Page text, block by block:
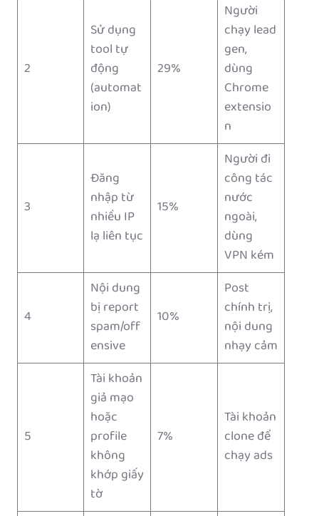
2
Sử dụng
tool tự
động
(automat
ion)
29%
Người
chạy lead
gen,
dùng
Chrome
extensio
n
3
Đăng
nhập từ
nhiều IP
lạ liên tục
15%
Người đi
công tác
nước
ngoài,
dùng
VPN kém
4
Nội dung
bị report
spam/off
ensive
10%
Post
chính trị,
nội dung
nhạy cảm
5
Tài khoản
giả mạo
hoặc
profile
không
khớp giấy
tờ
7%
Tài khoản
clone để
chạy ads